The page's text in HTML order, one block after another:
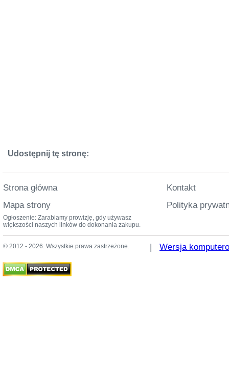
Udostępnij tę stronę:
Strona główna
Mapa strony
Kontakt
Polityka
Ogłoszenie: Zarabiamy prowizję, gdy używasz
większości naszych linków do dokonania zakupu.
© 2012 - 2026. Wszystkie prawa zastrzeżone. | Wersja